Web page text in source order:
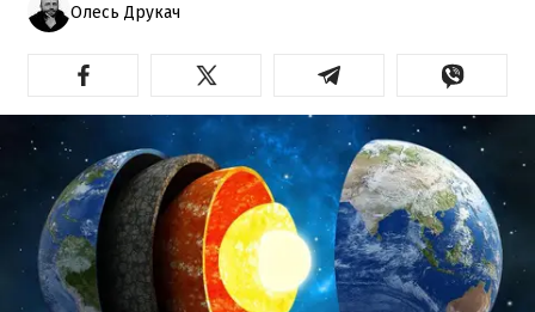
Олесь Друкач